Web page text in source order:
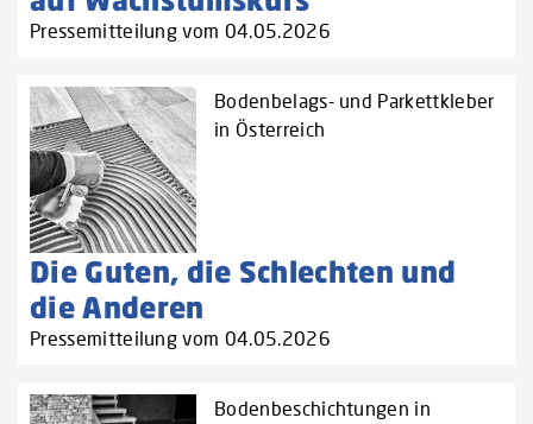
Pressemitteilung vom 04.05.2026
Bodenbelags- und Parkettkleber
in Österreich
Die Guten, die Schlechten und
die Anderen
Pressemitteilung vom 04.05.2026
Bodenbeschichtungen in